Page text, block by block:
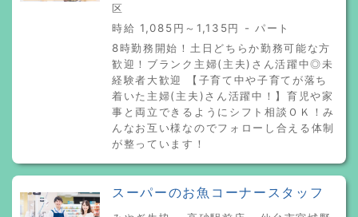
区
時給 1,085円～1,135円 - パート
8時勤務開始！土日どちらか勤務可能な方
歓迎！ブランク主婦(主夫)さん活躍中◎未
経験者大歓迎 【子育て中や子育てが落ち
着いた主婦(主夫)さん活躍中！】育児や家
事と両立できるようにシフト相談ＯＫ！み
んなお互い様なのでフォローし合える体制
が整っています！
スーパーのお魚コーナースタッフ